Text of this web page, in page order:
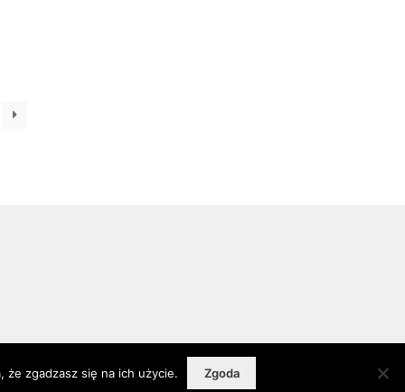
że zgadzasz się na ich użycie. Zgoda